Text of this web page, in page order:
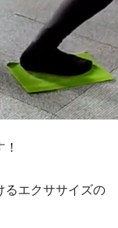
るエクササイズの